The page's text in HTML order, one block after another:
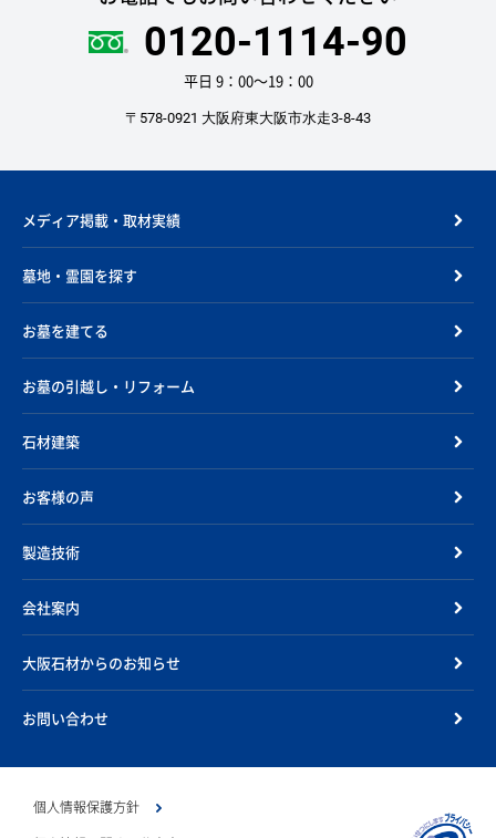
0120-1114-90
平日 9：00〜19：00
〒578-0921 大阪府東大阪市水走3-8-43
メディア掲載・取材実績
墓地・霊園を探す
お墓を建てる
お墓の引越し・リフォーム
石材建築
お客様の声
製造技術
会社案内
大阪石材からのお知らせ
お問い合わせ
個人情報保護方針